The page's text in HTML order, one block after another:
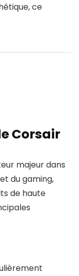
ce
Corsair
majeur dans
du gaming,
de haute